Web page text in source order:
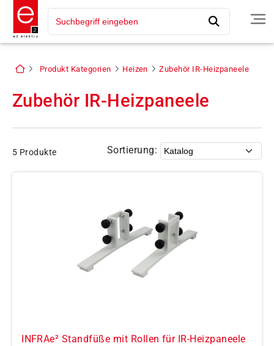
Produkt Kategorien Heizen Zubehör IR-Heizpaneele
Zubehör IR-Heizpaneele
5 Produkte Sortierung:
INFRAe² Standfüße mit Rollen für IR-Heizpaneele